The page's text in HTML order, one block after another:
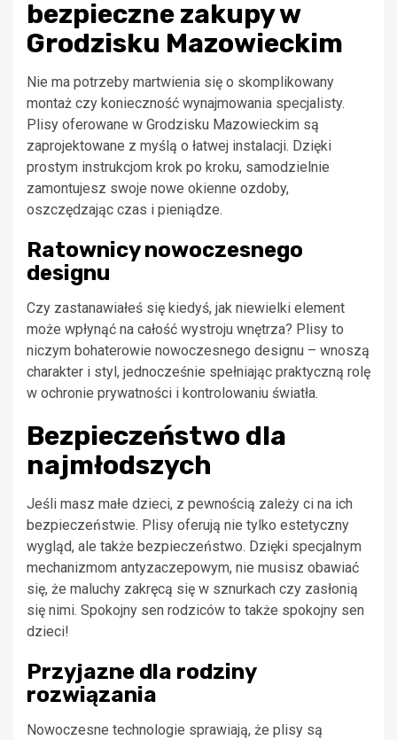
bezpieczne zakupy w
Grodzisku Mazowieckim
Nie ma potrzeby martwienia się o skomplikowany
montaż czy konieczność wynajmowania specjalisty.
Plisy oferowane w Grodzisku Mazowieckim są
zaprojektowane z myślą o łatwej instalacji. Dzięki
prostym instrukcjom krok po kroku, samodzielnie
zamontujesz swoje nowe okienne ozdoby,
oszczędzając czas i pieniądze.
Ratownicy nowoczesnego
designu
Czy zastanawiałeś się kiedyś, jak niewielki element
może wpłynąć na całość wystroju wnętrza? Plisy to
niczym bohaterowie nowoczesnego designu – wnoszą
charakter i styl, jednocześnie spełniając praktyczną rolę
w ochronie prywatności i kontrolowaniu światła.
Bezpieczeństwo dla
najmłodszych
Jeśli masz małe dzieci, z pewnością zależy ci na ich
bezpieczeństwie. Plisy oferują nie tylko estetyczny
wygląd, ale także bezpieczeństwo. Dzięki specjalnym
mechanizmom antyzaczepowym, nie musisz obawiać
się, że maluchy zakręcą się w sznurkach czy zasłonią
się nimi. Spokojny sen rodziców to także spokojny sen
dzieci!
Przyjazne dla rodziny
rozwiązania
Nowoczesne technologie sprawiają, że plisy są